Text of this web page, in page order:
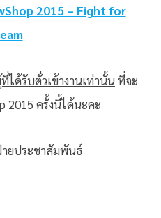
2015 – Fight for
ได้รับตั๋วเข้างานเท่านั้น ที่จะ
2015 ครั้งนี้ได้นะคะ
ยประชาสัมพันธ์